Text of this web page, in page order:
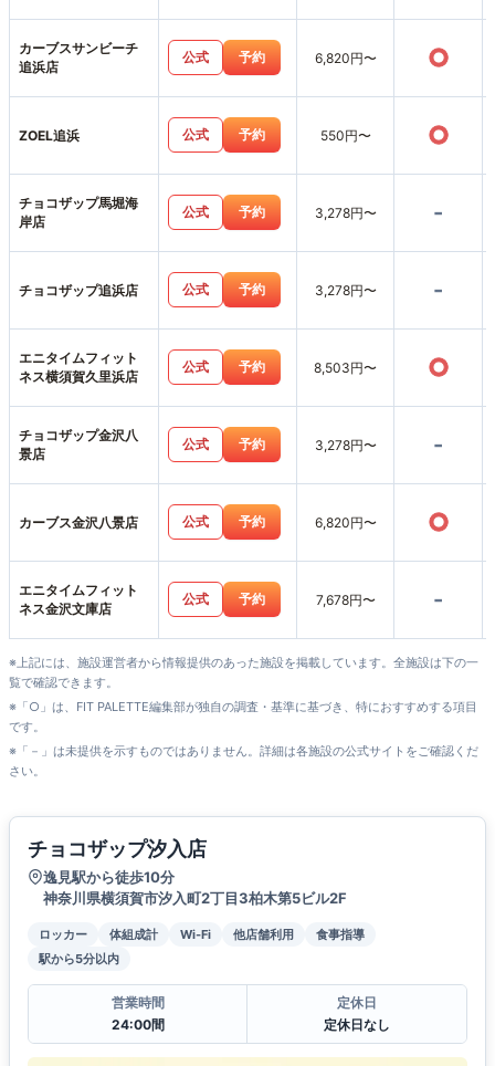
カーブスサンビーチ
追浜店
公式 予約 6,820円〜 ○
ZOEL追浜 公式 予約 550円〜 ○
チョコザップ馬堀海
岸店
公式 予約 3,278円〜 -
チョコザップ追浜店 公式 予約 3,278円〜 -
エニタイムフィット
ネス横須賀久里浜店
公式 予約 8,503円〜 ○
チョコザップ金沢八
景店
公式 予約 3,278円〜 -
カーブス金沢八景店 公式 予約 6,820円〜 ○
エニタイムフィット
ネス金沢文庫店
公式 予約 7,678円〜 -
※上記には、施設運営者から情報提供のあった施設を掲載しています。全施設は下の一
覧で確認できます。
※「○」は、FIT PALETTE編集部が独自の調査・基準に基づき、特におすすめする項目
です。
※「－」は未提供を示すものではありません。詳細は各施設の公式サイトをご確認くだ
さい。
チョコザップ汐入店
逸見駅から徒歩10分
神奈川県横須賀市汐入町2丁目3柏木第5ビル2F
ロッカー 体組成計 Wi-Fi 他店舗利用
食事指導
駅から5分以内
営業時間
24:00間
定休日
定休日なし